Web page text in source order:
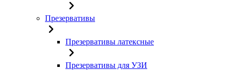
Презервативы
Презервативы латексные
Презервативы для УЗИ